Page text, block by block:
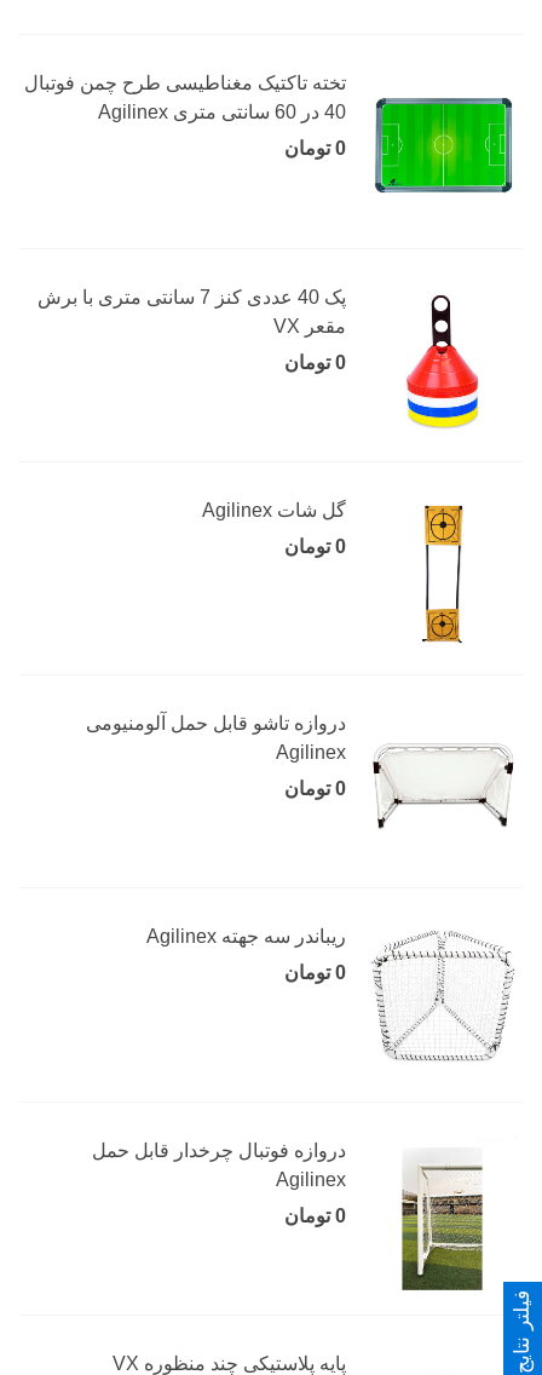
تخته تاکتیک مغناطیسی طرح چمن فوتبال
40 در 60 سانتی متری Agilinex
0 تومان
پک 40 عددی کنز 7 سانتی متری با برش
مقعر VX
0 تومان
گل شات Agilinex
0 تومان
دروازه تاشو قابل حمل آلومنیومی
Agilinex
0 تومان
ریباندر سه جهته Agilinex
0 تومان
دروازه فوتبال چرخدار قابل حمل
Agilinex
0 تومان
پایه پلاستیکی چند منظوره VX فیلتر نتایج